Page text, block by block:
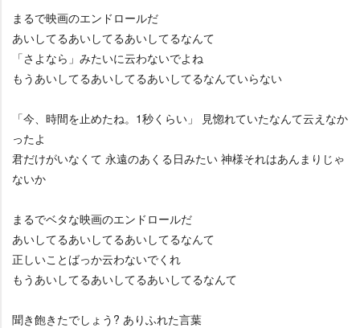
まるで映画のエンドロールだ
あいしてるあいしてるあいしてるなんて
「さよなら」みたいに云わないでよね
もうあいしてるあいしてるあいしてるなんていらない
「今、時間を止めたね。1秒くらい」 見惚れていたなんて云えなか
ったよ
君だけがいなくて 永遠のあくる日みたい 神様それはあんまりじゃ
ないか
まるでベタな映画のエンドロールだ
あいしてるあいしてるあいしてるなんて
正しいことばっか云わないでくれ
もうあいしてるあいしてるあいしてるなんて
聞き飽きたでしょう? ありふれた言葉